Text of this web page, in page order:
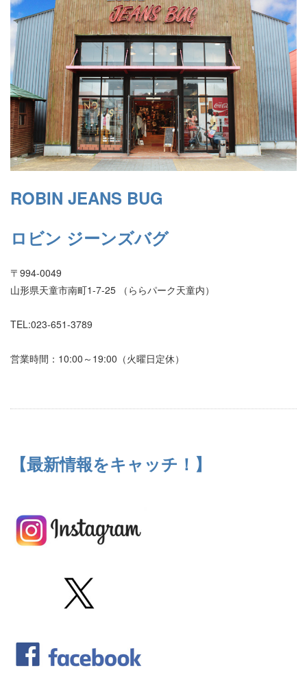
ROBIN JEANS BUG
ロビン ジーンズバグ
〒994-0049
山形県天童市南町1-7-25 （ららパーク天童内）
TEL:023-651-3789
営業時間：10:00～19:00（火曜日定休）
【最新情報をキャッチ！】